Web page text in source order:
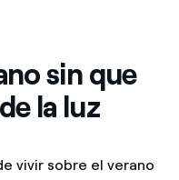
conviene
y ahorra
sin que
la luz
vivir sobre el verano